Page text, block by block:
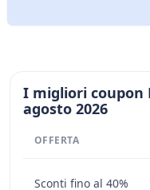
I migliori coupon
agosto 2026
OFFERTA
Sconti fino al 40%